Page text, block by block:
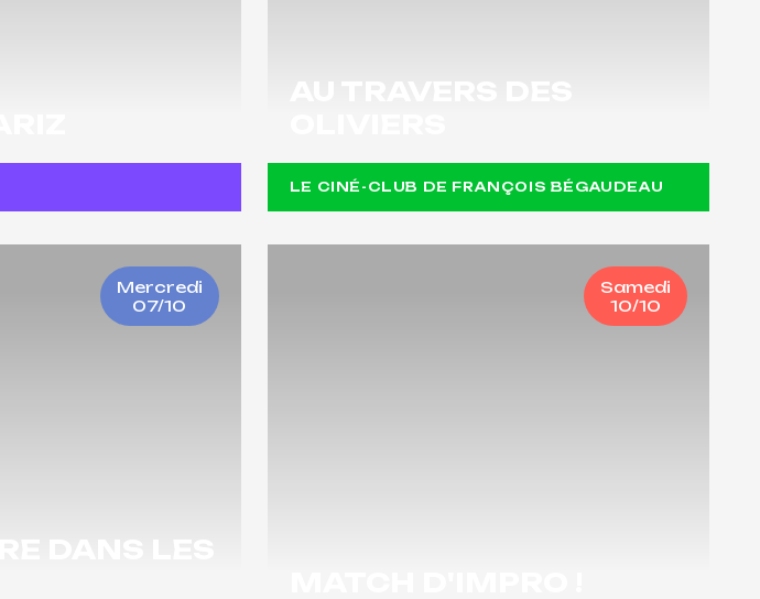
LE CINÉ-CLUB DE FRANÇOIS BÉGAUDEAU
Mercredi
07/10
Samedi
10/10